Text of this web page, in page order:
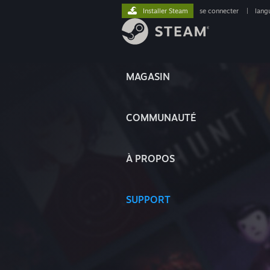
MAGASIN
COMMUNAUTÉ
À PROPOS
SUPPORT
Installer Steam se connecter